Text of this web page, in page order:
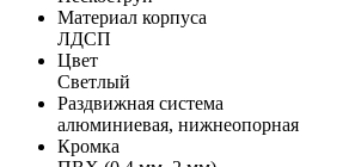
Материал корпуса
ЛДСП
Цвет
Светлый
Раздвижная система
алюминиевая, нижнеопорная
Кромка